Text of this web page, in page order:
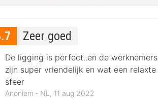
Zeer goed
De ligging is perfect..en de werknemers
zijn super vriendelijk en wat een relaxte
sfeer
Anoniem ‐ NL, 11 aug 2022